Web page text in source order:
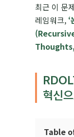
최근 이 문
레임워크,
Thoughts,
혁신
Table